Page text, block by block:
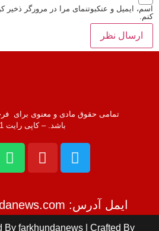
اسم، ایمیل و عنکبوتنمای مرا در مرورگر ذخیر کن
کنم.
تمامی حقوق مادی و معنوی برای
باشد. – کاپی رایت 1401
ایمل آدرس: info@farkhundanews.com
By farkhundanews | Crafted By